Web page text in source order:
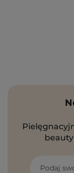
Podaj